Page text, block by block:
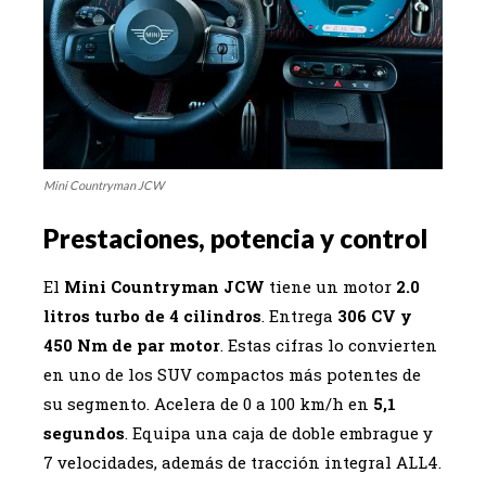
Mini Countryman JCW
Prestaciones, potencia y control
El Mini Countryman JCW tiene un motor 2.0
litros turbo de 4 cilindros. Entrega 306 CV y
450 Nm de par motor. Estas cifras lo convierten
en uno de los SUV compactos más potentes de
su segmento. Acelera de 0 a 100 km/h en 5,1
segundos. Equipa una caja de doble embrague y
7 velocidades, además de tracción integral ALL4.